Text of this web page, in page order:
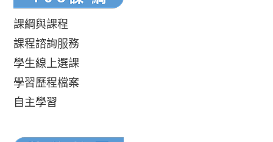
課綱與課程
課程諮詢服務
學生線上選課
學習歷程檔案
自主學習